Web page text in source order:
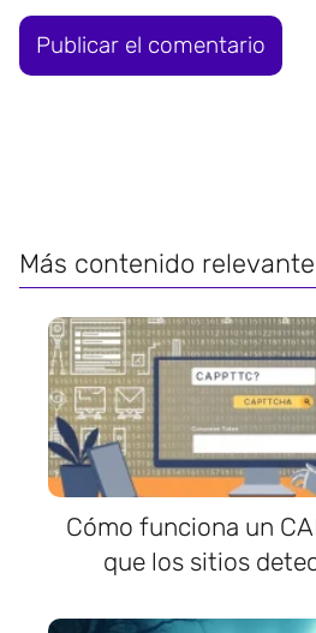
Más contenido
Cómo funciona un
que los sitios